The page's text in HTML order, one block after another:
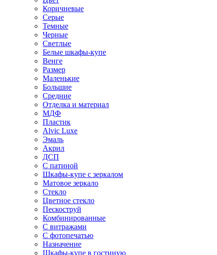
Коричневые
Серые
Темные
Черные
Светлые
Белые шкафы-купе
Венге
Размер
Маленькие
Большие
Средние
Отделка и материал
МДФ
Пластик
Alvic Luxe
Эмаль
Акрил
ДСП
С патиной
Шкафы-купе с зеркалом
Матовое зеркало
Стекло
Цветное стекло
Пескоструй
Комбинированные
С витражами
С фотопечатью
Назначение
Шкафы-купе в гостиную